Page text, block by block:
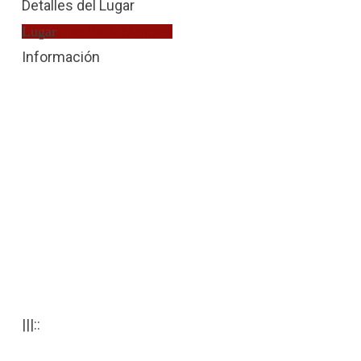
Detalles del Lugar
LugarFiscalía de Menores
Información
|||::